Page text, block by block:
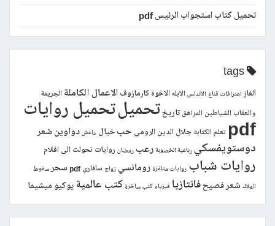
تحميل كتاب استجواب الرئيس pdf
ألغاز اعترافات قناع الأندلس الابلهالاخوة كارمازوف الاعمال الكاملة الجريمة
والعقاب الشياطين المراهق تاريختحميلتحميل روايات
pdf تعلم الكتابة جلال الدين الرومي حب خيال داعش دواوين شعر
دوستويفسكي رباعية الخصوبة رعب رمضان روايات تحولت الى افلام
روايات شباب روايات متلفزة رومانسي زواج سافاري pdf سحر سقوط
الملاك شعر فصيحفانتازيا فيزياء كتب ساخرة كتب عالمية يوكيو ميشيما